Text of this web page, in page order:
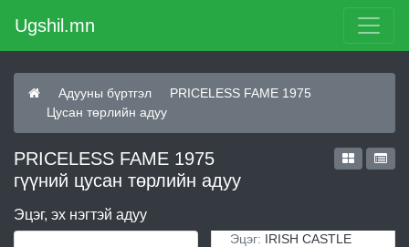
Ugshil.mn
Адууны бүртгэл
PRICELESS FAME 1975
Цусан төрлийн адуу
PRICELESS FAME 1975
гүүний цусан төрлийн адуу
Эцэг, эх нэгтэй адуу
Эцэг: IRISH CASTLE